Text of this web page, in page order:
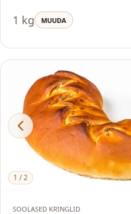
1 kg MUUDA
1 /2
SOOLASED KRINGLID